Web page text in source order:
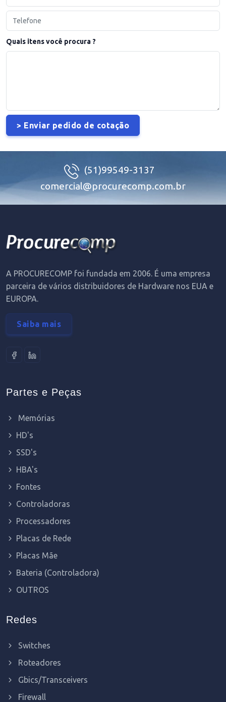
Quais itens você procura ?
(51)99549-3137
comercial@procurecomp.com.br
A PROCURECOMP foi fundada em 2006. É uma empresa
parceira de vários distribuidores de Hardware nos EUA e
EUROPA.
Saiba mais
Partes e Peças
Memórias
HD's
SSD's
HBA's
Fontes
Controladoras
Processadores
Placas de Rede
Placas Mãe
Bateria (Controladora)
OUTROS
Redes
Switches
Roteadores
Gbics/Transceivers
Firewall